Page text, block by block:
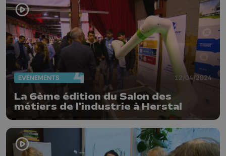
EVÈNEMENTS 12/04/2024
La 6ème édition du Salon des
métiers de l'industrie à Herstal